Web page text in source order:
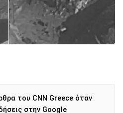
του CNN Greece όταν
στην Google